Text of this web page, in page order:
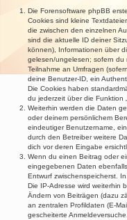
Die Forensoftware phpBB
Cookies sind kleine
die zwischen den einzelnen
sind die aktuelle ID deiner
können), Informationen über
gelesen/ungelesen; sofern du
Teilnahme an Umfragen
deine Benutzer-ID, ein
Die Cookies haben
du jederzeit über die Funktion
Weiterhin werden die Daten
oder deinem persönlichem
eindeutiger Benutzername,
durch den Betreiber weitere
dich vor deren Eingabe
Wenn du einen Beitrag oder
eingegebenen Daten
Entwurf zwischenspeicherst.
Die IP-Adresse wird weiterhin
Ändern von Beiträgen (dazu
an zentralen Profildaten (E-
gescheiterte